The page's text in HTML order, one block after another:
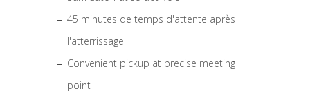
45 minutes de temps d'attente après
l'atterrissage
Convenient pickup at precise meeting
point